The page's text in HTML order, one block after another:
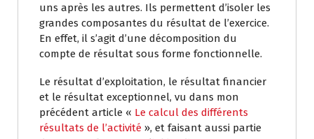
uns après les autres. Ils permettent d’isoler les
grandes composantes du résultat de l’exercice.
En effet, il s’agit d’une décomposition du
compte de résultat sous forme fonctionnelle.
Le résultat d’exploitation, le résultat financier
et le résultat exceptionnel, vu dans mon
précédent article « Le calcul des différents
résultats de l’activité », et faisant aussi partie